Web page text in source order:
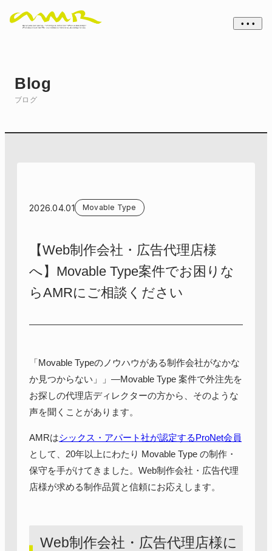
• • •
Blog
ブログ
2026.04.01 Movable Type
【Web制作会社・広告代理店様
へ】Movable Type案件でお困りな
らAMRにご相談ください
「Movable Typeのノウハウがある制作会社がなかな
か見つからない」」—Movable Type 案件で外注先を
お探しの代理店ディレクターの方から、そのような
声を聞くことがあります。
AMRはシックス・アパート社が認定するProNet会員
として、20年以上にわたり Movable Type の制作・
保守を手がけてきました。Web制作会社・広告代理
店様が求める制作品質と信頼にお応えします。
Web制作会社・広告代理店様に